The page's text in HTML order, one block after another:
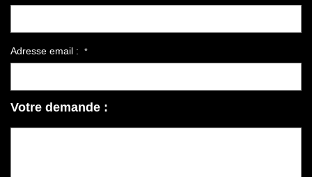
Adresse email : *
Votre demande :